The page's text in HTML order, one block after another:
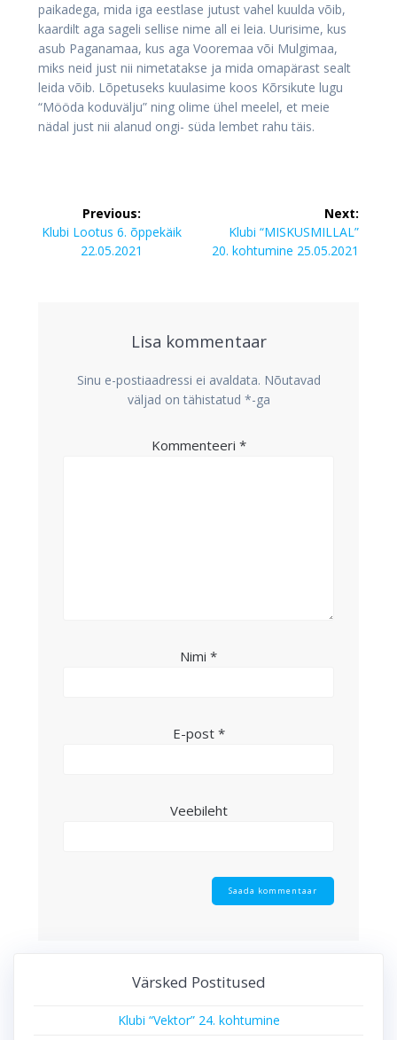
paikadega, mida iga eestlase jutust vahel kuulda võib,
kaardilt aga sageli sellise nime all ei leia. Uurisime, kus
asub Paganamaa, kus aga Vooremaa või Mulgimaa,
miks neid just nii nimetatakse ja mida omapärast sealt
leida võib. Lõpetuseks kuulasime koos Kõrsikute lugu
“Mööda koduvälju” ning olime ühel meelel, et meie
nädal just nii alanud ongi- süda lembet rahu täis.
Navigeerimine
Previous:
Previous
Klubi Lootus 6. õppekäik
22.05.2021
Next:
Next
post:
Klubi “MISKUSMILLAL”
20. kohtumine 25.05.2021
Lisa kommentaar
Sinu e-postiaadressi ei avaldata. Nõutavad
väljad on tähistatud *-ga
Kommenteeri *
Nimi *
E-post *
Veebileht
Värsked Postitused
Klubi “Vektor” 24. kohtumine